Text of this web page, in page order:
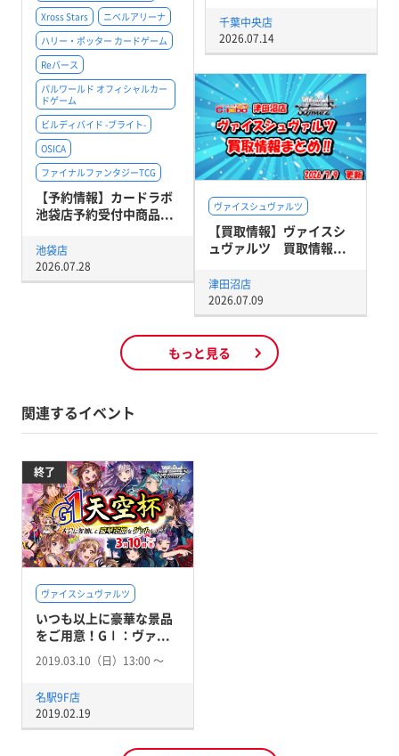
Xross Stars
ニベルアリーナ
ハリー・ポッター カードゲーム
Reバース
パルワールド オフィシャルカー
ドゲーム
ビルディバイド -ブライト-
OSICA
ファイナルファンタジーTCG
【予約情報】カードラボ
池袋店予約受付中商品...
池袋店
2026.07.28
千葉中央店
2026.07.14
ヴァイスシュヴァルツ
【買取情報】ヴァイスシ
ュヴァルツ 買取情報...
津田沼店
2026.07.09
もっと見る
関連するイベント
終了
ヴァイスシュヴァルツ
いつも以上に豪華な景品
をご用意！GⅠ：ヴァ...
2019.03.10（日）13:00 〜
名駅9F店
2019.02.19